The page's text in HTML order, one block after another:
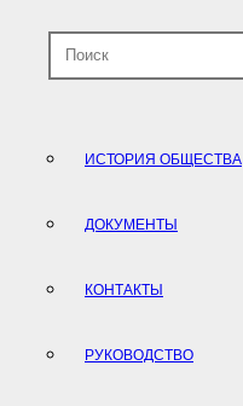
ИСТОРИЯ ОБЩЕСТВА
ДОКУМЕНТЫ
КОНТАКТЫ
РУКОВОДСТВО